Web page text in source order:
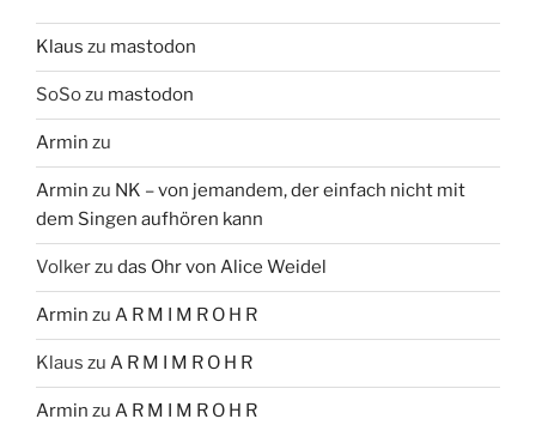
Klaus zu mastodon
SoSozu mastodon
Armin zu
Armin zu NK – von jemandem, der einfach nicht mit
dem Singen aufhören kann
Volkerzu das Ohr von Alice Weidel
Armin zu A R M I M R O H R
Klaus zu A R M I M R O H R
Armin zu A R M I M R O H R